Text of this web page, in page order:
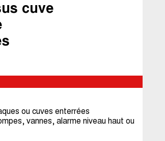
cuve
ou cuves enterrées
vannes, alarme niveau haut ou